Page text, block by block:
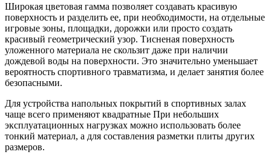
Широкая цветовая гамма позволяет создавать красивую
поверхность и разделить ее, при необходимости, на отдельные
игровые зоны, площадки, дорожки или просто создать
красивый геометрический узор. Тисненая поверхность
уложенного материала не скользит даже при наличии
дождевой воды на поверхности. Это значительно уменьшает
вероятность спортивного травматизма, и делает занятия более
безопасными.
Для устройства напольных покрытий в спортивных залах
чаще всего применяют квадратные При небольших
эксплуатационных нагрузках можно использовать более
тонкий материал, а для составления разметки плиты других
размеров.